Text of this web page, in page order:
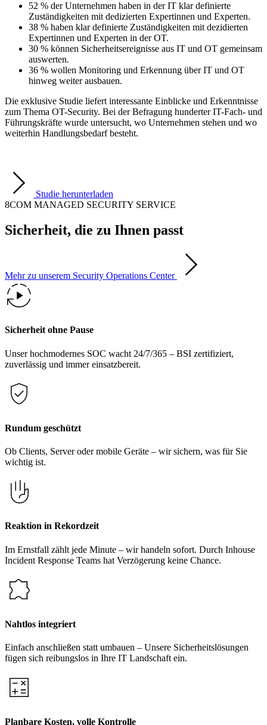
52 % der Unternehmen haben in der IT klar definierte
Zuständigkeiten mit dedizierten Expertinnen und Experten.
38 % haben klar definierte Zuständigkeiten mit dezidierten
Expertinnen und Experten in der OT.
30 % können Sicherheitsereignisse aus IT und OT gemeinsam
auswerten.
36 % wollen Monitoring und Erkennung über IT und OT
hinweg weiter ausbauen.
Die exklusive Studie liefert interessante Einblicke und Erkenntnisse
zum Thema OT-Security. Bei der Befragung hunderter IT-Fach- und
Führungskräfte wurde untersucht, wo Unternehmen stehen und wo
weiterhin Handlungsbedarf besteht.
Studie herunterladen
8COM MANAGED SECURITY SERVICE
Sicherheit, die zu Ihnen passt
Mehr zu unserem Security Operations Center
Sicherheit ohne Pause
Unser hochmodernes SOC wacht 24/7/365 – BSI zertifiziert,
zuverlässig und immer einsatzbereit.
Rundum geschützt
Ob Clients, Server oder mobile Geräte – wir sichern, was für Sie
wichtig ist.
Reaktion in Rekordzeit
Im Ernstfall zählt jede Minute – wir handeln sofort. Durch Inhouse
Incident Response Teams hat Verzögerung keine Chance.
Nahtlos integriert
Einfach anschließen statt umbauen – Unsere Sicherheitslösungen
fügen sich reibungslos in Ihre IT Landschaft ein.
Planbare Kosten, volle Kontrolle